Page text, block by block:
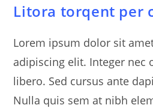
Litora torqent per
Lorem ipsum dolor sit
adipiscing elit. Integer nec
libero. Sed cursus ante
Nulla quis sem at nibh